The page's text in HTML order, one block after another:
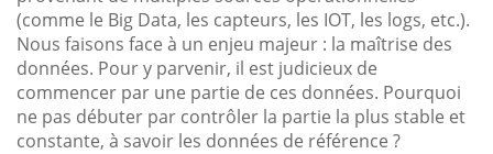
(comme le Big Data, les capteurs, les IOT, les logs, etc.).
Nous faisons face à un enjeu majeur : la maîtrise des
données. Pour y parvenir, il est judicieux de
commencer par une partie de ces données. Pourquoi
ne pas débuter par contrôler la partie la plus stable et
constante, à savoir les données de référence ?